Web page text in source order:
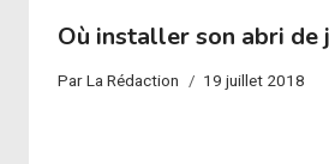
Où installer son abri de
ParLa Rédaction 19 juillet 2018